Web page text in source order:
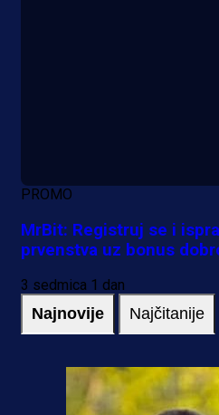
PROMO
MrBit: Registruj se i
prvenstva uz bonus
3 sedmica 1 dan
Najnovije Najčitanije